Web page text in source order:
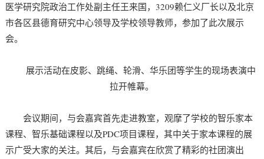
医学研究院政治工作处副主任王来国，3209赖仁义厂长以及北京
市各区县德育研究中心领导及学校领导教师，参加了此次展示
会。
展示活动在皮影、跳绳、轮滑、华乐团等学生的现场表演中
拉开帷幕。
会议期间，与会嘉宾首先走进教室，观摩了学校的智乐家本
课程、智乐基础课程以及PDC项目课程，其中关于家本课程的展
示广受大家的关注。其后，与会嘉宾在欣赏了精彩的社团演出